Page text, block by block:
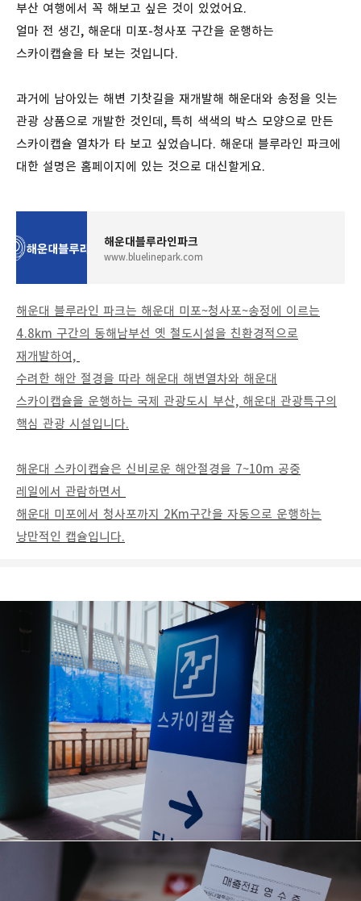
부산 여행에서 꼭 해보고 싶은 것이 있었어요.
얼마 전 생긴, 해운대 미포-청사포 구간을 운행하는
스카이캡슐을 타 보는 것입니다.
과거에 남아있는 해변 기찻길을 재개발해 해운대와 송정을 잇는
관광 상품으로 개발한 것인데, 특히 색색의 박스 모양으로 만든
스카이캡슐 열차가 타 보고 싶었습니다. 해운대 블루라인 파크에
대한 설명은 홈페이지에 있는 것으로 대신할게요.
해운대블루라인파크
www.bluelinepark.com
해운대 블루라인 파크는 해운대 미포~청사포~송정에 이르는
4.8km 구간의 동해남부선 옛 철도시설을 친환경적으로
재개발하여,
수려한 해안 절경을 따라 해운대 해변열차와 해운대
스카이캡슐을 운행하는 국제 관광도시 부산, 해운대 관광특구의
핵심 관광 시설입니다.
해운대 스카이캡슐은 신비로운 해안절경을 7~10m 공중
레일에서 관람하면서
해운대 미포에서 청사포까지 2Km구간을 자동으로 운행하는
낭만적인 캡슐입니다.